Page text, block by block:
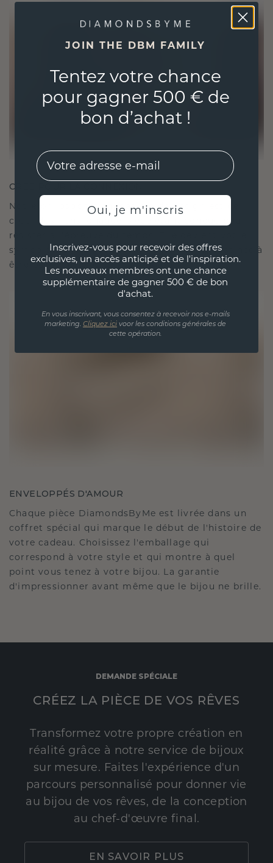
CRÉÉ POUR LA CONNEXION
Notre philosophie en matière de design est de
créer des liens, chaque pièce étant conçue pour
résister à l'épreuve du temps. Elle devient votre
symbole d'amour et de moments chéris, destinée à
être portée et chérie pour toujours.
ENVELOPPÉS D'AMOUR
Chaque pièce DiamondsByMe est livrée dans un
coffret spécial qui marque le début de l'histoire de
votre cadeau. Choisissez l'emballage qui
correspond à votre style et qui montre à quel
point vous tenez à votre bijou. La garantie
d'impressionner avant même que le bijou ne brille.
DEMANDE SPÉCIALE
CRÉEZ LA PIÈCE DE VOS RÊVES
Transformez votre propre création en
réalité grâce à notre service de bijoux
sur mesure. Faites l'expérience d'un
parcours personnalisé pour donner vie
au bijou de vos rêves, de la conception
au chef-d'œuvre final.
EN SAVOIR PLUS
JOIN THE DBM FAMILY
Tentez votre chance
pour gagner 500 € de
bon d’achat !
EMail
Oui, je m'inscris
Inscrivez-vous pour recevoir des offres
exclusives, un accès anticipé et de l'inspiration.
Les nouveaux membres ont une chance
supplémentaire de gagner 500 € de bon
d'achat.
En vous inscrivant, vous consentez à recevoir nos e-mails
marketing. Cliquez ici voor les conditions générales de
cette opération.